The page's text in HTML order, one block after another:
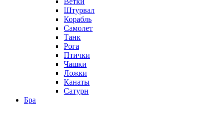
Штурвал
Корабль
Самолет
Танк
Рога
Птички
Чашки
Ложки
Канаты
Сатурн
Бра